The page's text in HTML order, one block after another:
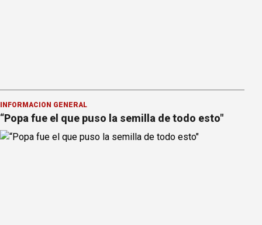
INFORMACION GENERAL
“Popa fue el que puso la semilla de todo esto"